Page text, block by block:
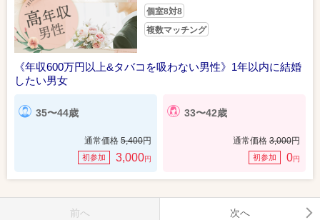
個室8対8
複数マッチング
《年収600万円以上&タバコを吸わない男性》1年以内に結婚
したい男女
35〜44歳
通常価格 5,400円
初参加 3,000円
33〜42歳
通常価格 3,000円
初参加 0円
前へ 次へ